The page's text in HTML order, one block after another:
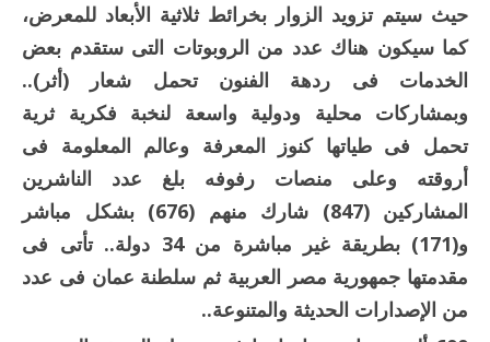
حيث سيتم تزويد الزوار بخرائط ثلاثية الأبعاد للمعرض،
كما سيكون هناك عدد من الروبوتات التى ستقدم بعض
الخدمات فى ردهة الفنون تحمل شعار (أثر)..
وبمشاركات محلية ودولية واسعة لنخبة فكرية ثرية
تحمل فى طياتها كنوز المعرفة وعالم المعلومة فى
أروقته وعلى منصات رفوفه بلغ عدد الناشرين
المشاركين (847) شارك منهم (676) بشكل مباشر
و(171) بطريقة غير مباشرة من 34 دولة.. تأتى فى
مقدمتها جمهورية مصر العربية ثم سلطنة عمان فى عدد
من الإصدارات الحديثة والمتنوعة..